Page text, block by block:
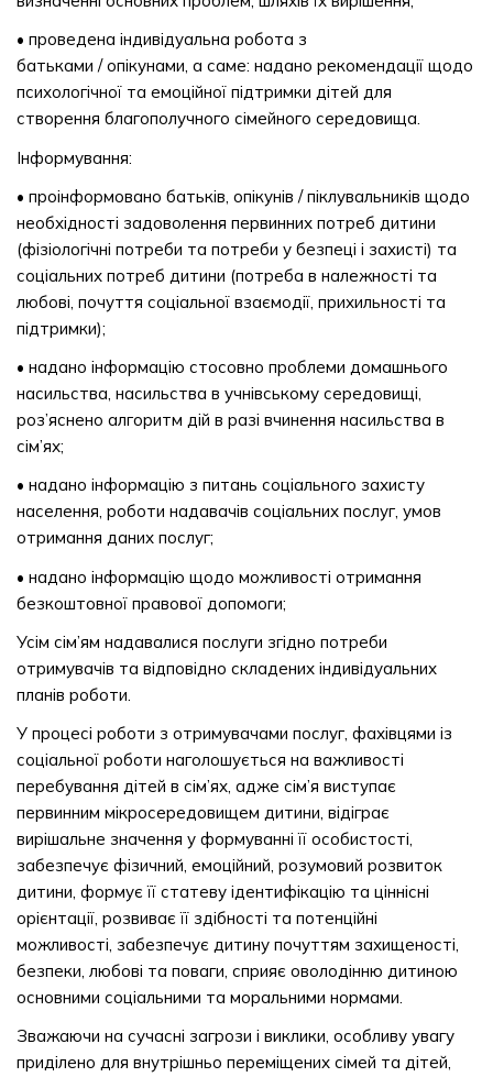
• проведена індивідуальна робота з
батьками / опікунами, а саме: надано рекомендації щодо
психологічної та емоційної підтримки дітей для
створення благополучного сімейного середовища.
Інформування:
• проінформовано батьків, опікунів / піклувальників щодо
необхідності задоволення первинних потреб дитини
(фізіологічні потреби та потреби у безпеці і захисті) та
соціальних потреб дитини (потреба в належності та
любові, почуття соціальної взаємодії, прихильності та
підтримки);
• надано інформацію стосовно проблеми домашнього
насильства, насильства в учнівському середовищі,
роз’яснено алгоритм дій в разі вчинення насильства в
сім’ях;
• надано інформацію з питань соціального захисту
населення, роботи надавачів соціальних послуг, умов
отримання даних послуг;
• надано інформацію щодо можливості отримання
безкоштовної правової допомоги;
Усім сім’ям надавалися послуги згідно потреби
отримувачів та відповідно складених індивідуальних
планів роботи.
У процесі роботи з отримувачами послуг, фахівцями із
соціальної роботи наголошується на важливості
перебування дітей в сім’ях, адже сім’я виступає
первинним мікросередовищем дитини, відіграє
вирішальне значення у формуванні її особистості,
забезпечує фізичний, емоційний, розумовий розвиток
дитини, формує її статеву ідентифікацію та ціннісні
орієнтації, розвиває її здібності та потенційні
можливості, забезпечує дитину почуттям захищеності,
безпеки, любові та поваги, сприяє оволодінню дитиною
основними соціальними та моральними нормами.
Зважаючи на сучасні загрози і виклики, особливу увагу
приділено для внутрішньо переміщених сімей та дітей,